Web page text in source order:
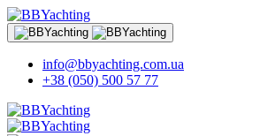
info@bbyachting.com.ua
+38 (050) 500 57 77